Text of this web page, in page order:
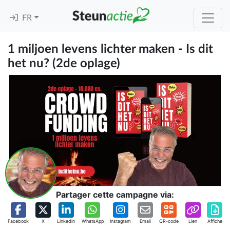
FR
1 miljoen levens lichter maken - Is dit
het nu? (2de oplage)
Partager cette campagne via:
Facebook X Linkedin WhatsApp Instagram Email QR-code Lien Affiche